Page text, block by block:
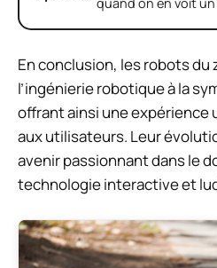
En conclusion, les robots du
l’ingénierie robotique à la
offrant ainsi une expérience
aux utilisateurs. Leur
avenir passionnant dans le
technologie interactive et